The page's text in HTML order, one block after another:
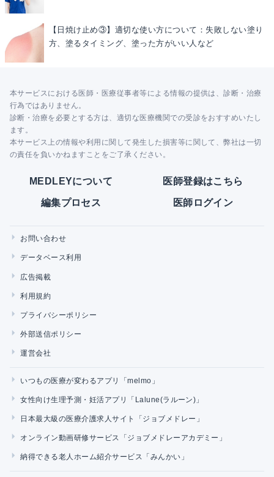
【日焼け止め③】適切な使い方について：失敗しない塗り
方、塗るタイミング、塗った方がいい人など
本サービスにおける医師・医療従事者等による情報の提供は、診断・治療
行為ではありません。
診断・治療を必要とする方は、適切な医療機関での受診をおすすめいたし
ます。
本サービス上の情報や利用に関して発生した損害等に関して、弊社は一切
の責任を負いかねますことをご了承ください。
MEDLEYについて 医師登録はこちら
編集プロセス 医師ログイン
お問い合わせ
データベース利用
広告掲載
利用規約
プライバシーポリシー
外部送信ポリシー
運営会社
いつもの医療が変わるアプリ「melmo」
女性向け生理予測・妊活アプリ「Lalune(ラルーン)」
日本最大級の医療介護求人サイト「ジョブメドレー」
オンライン動画研修サービス「ジョブメドレーアカデミー」
納得できる老人ホーム紹介サービス「みんかい」